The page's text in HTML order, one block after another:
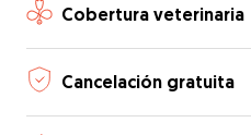
Cobertura veterinaria
Cancelación gratuita